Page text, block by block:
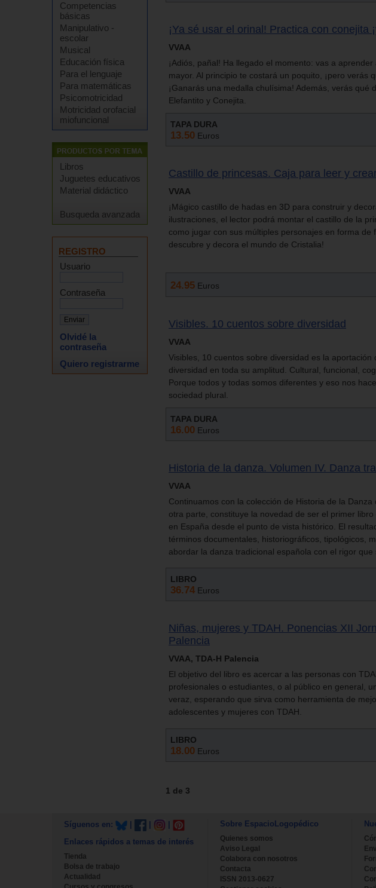
Competencias
básicas
Manipulativo -
escolar
Musical
Educación física
Para el lenguaje
Para matemáticas
Psicomotricidad
Motricidad orofacial
miofuncional
Libros
Juguetes educativos
Material didáctico
Busqueda avanzada
REGISTRO
Usuario
Contraseña
Olvidé la
contraseña
Quiero registrarme
¡Ya sé usar el orinal! Practica con conejita
VVAA
¡Adiós, pañal! Ha llegado el momento: vas a
mayor. Al principio te costará un poquito, ¡pero verás
¡Ganarás una medalla chulísima! Además, verás qué
Elefantito y Conejita.
TAPA DURA
13.50 Euros
Castillo de princesas. Caja para leer y
VVAA
¡Mágico castillo de hadas en 3D para construir y
ilustraciones, el lector podrá montar el castillo de la
como jugar con sus múltiples personajes en forma de
descubre y decora el mundo de Cristalia!
24.95 Euros
Visibles. 10 cuentos sobre diversidad
VVAA
Visibles, 10 cuentos sobre diversidad es la
diversidad en toda su amplitud. Cultural, funcional,
Porque todos y todas somos diferentes y eso nos
sociedad plural.
TAPA DURA
16.00 Euros
Historia de la danza. Volumen IV. Danza
VVAA
Continuamos con la colección de Historia de la
otra parte, constituye la novedad de ser el primer
en España desde el punto de vista histórico. El
términos documentales, historiográficos, tipológicos,
abordar la danza tradicional española con el rigor que
LIBRO
36.74 Euros
Niñas, mujeres y TDAH. Ponencias XII
Palencia
VVAA, TDA-H Palencia
El objetivo del libro es acercar a las personas con
profesionales o estudiantes, o al público en general,
veraz, esperando que sirva como herramienta de
adolescentes y mujeres con TDAH.
LIBRO
18.00 Euros
1 de 3
Síguenos en:
Enlaces rápidos a temas de interés
Tienda
Bolsa de trabajo
Actualidad
Sobre EspacioLogopédico
Quienes somos
Aviso Legal
Colabora con nosotros
Contacta
ISSN 2013-0627